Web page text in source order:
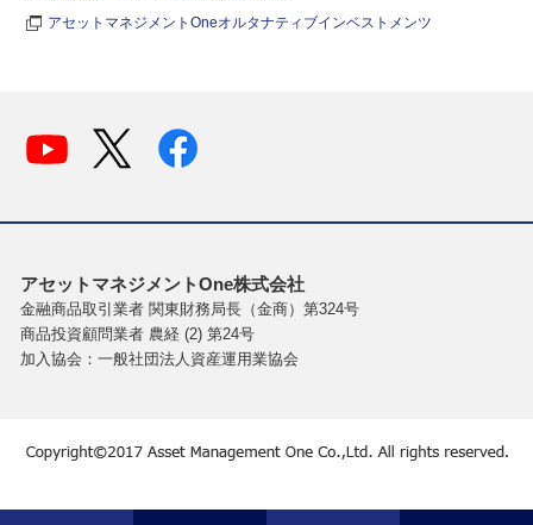
アセットマネジメントOneオルタナティブインベストメンツ
アセットマネジメントOne株式会社
金融商品取引業者 関東財務局長（金商）第324号
商品投資顧問業者 農経 (2) 第24号
加入協会：一般社団法人資産運用業協会